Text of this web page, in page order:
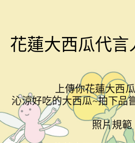
花蓮大西瓜代言
上傳你花蓮大西
沁涼好吃的大西瓜~拍下品
照片規範